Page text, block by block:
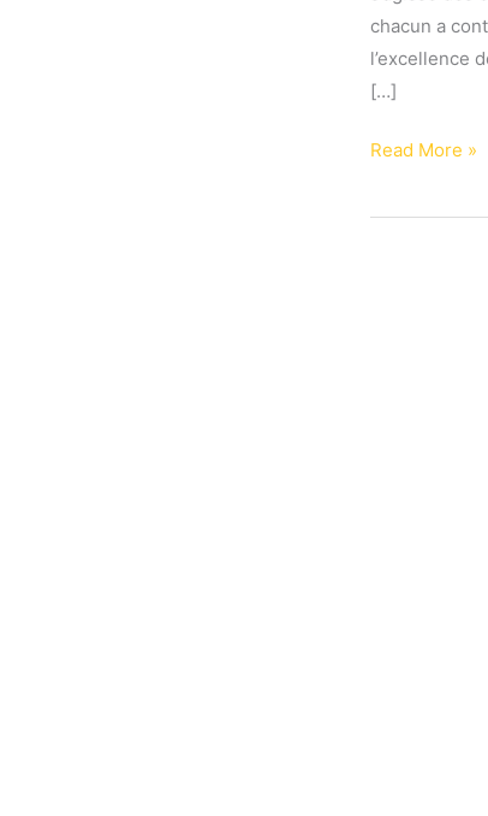
chacun a
l’excellence
[…]
L’équipe
l’IULS
Read More »